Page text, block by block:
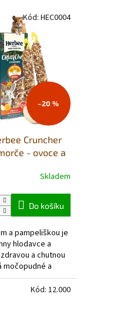
–20 %
Cruncher
- ovoce a
Skladem
Do košíku
a pampeliškou je
hlodavce a
a chutnou
močopudné a
Kód: HEC0004
Kód: 12.000